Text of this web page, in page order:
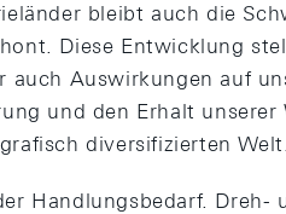
bleibt auch die
Diese Entwicklung
auch Auswirkungen auf
und den Erhalt
diversifizierten Welt.
Handlungsbedarf.